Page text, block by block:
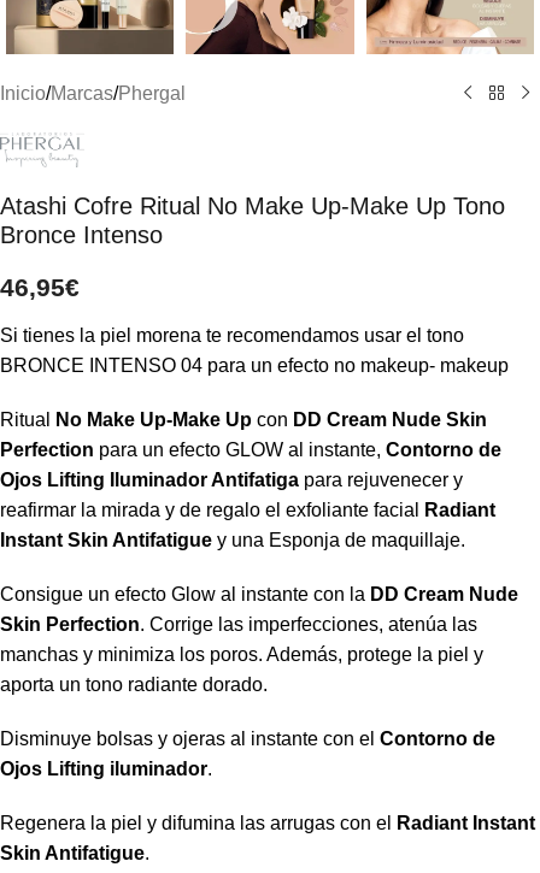
Inicio/Marcas/Phergal
Atashi Cofre Ritual No Make Up-Make Up Tono
Bronce Intenso
46,95€
Si tienes la piel morena te recomendamos usar el tono
BRONCE INTENSO 04 para un efecto no makeup- makeup
Ritual No Make Up-Make Up con DD Cream Nude Skin
Perfection para un efecto GLOW al instante, Contorno de
Ojos Lifting Iluminador Antifatiga para rejuvenecer y
reafirmar la mirada y de regalo el exfoliante facial
Radiant
Instant Skin Antifatigue y una Esponja de maquillaje.
Consigue un efecto Glow al instante con la DD Cream Nude
Skin Perfection. Corrige las imperfecciones, atenúa las
manchas y minimiza los poros. Además, protege la piel y
aporta un tono radiante dorado.
Disminuye bolsas y ojeras al instante con el Contorno de
Ojos Lifting iluminador.
Regenera la piel y difumina las arrugas con el
Radiant Instant
Skin Antifatigue.